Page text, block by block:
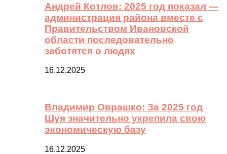
Андрей Котлов: 2025 год показал —
администрация района вместе с
Правительством Ивановской
области последовательно
заботятся о людях
16.12.2025
Владимир Оврашко: За 2025 год
Шуя значительно укрепила свою
экономическую базу
16.12.2025